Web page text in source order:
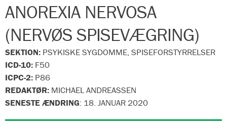
ANOREXIA NERVOSA
(NERVØS SPISEVÆGRING)
SEKTION: PSYKISKE SYGDOMME, SPISEFORSTYRRELSER
ICD-10: F50
ICPC-2: P86
REDAKTØR: MICHAEL ANDREASSEN
SENESTE ÆNDRING: 18. JANUAR 2020